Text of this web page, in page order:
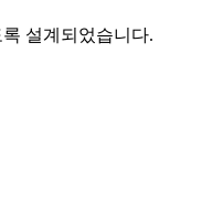
설계되었습니다.